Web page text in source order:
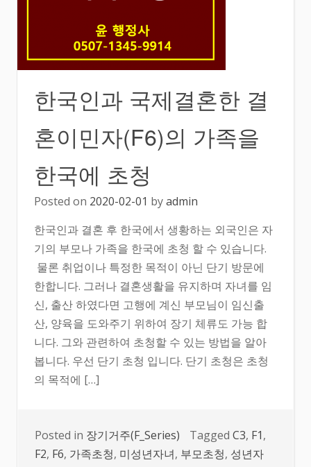
한국인과 국제결혼한 결
혼이민자(F6)의 가족을
한국에 초청
Posted on 2020-02-01 byadmin
한국인과 결혼 후 한국에서 생황하는 외국인은 자
기의 부모나 가족을 한국에 초청 할 수 있습니다.
물론 취업이나 특정한 목적이 아닌 단기 방문에
한합니다. 그러나 결혼생활을 유지하며 자녀를 임
신, 출산 하였다면 고행에 계신 부모님이 임신출
산, 양육을 도와주기 위하여 장기 체류도 가능 합
니다. 그와 관련하여 초청할 수 있는 방법을 알아
봅니다. 우선 단기 초청 입니다. 단기 초청은 초청
의 목적에 […]
Posted in 장기거주(F_Series) Tagged C3, F1,
F2, F6, 가족초청, 미성년자녀, 부모초청, 성년자